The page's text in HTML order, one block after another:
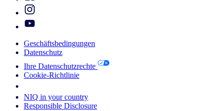
Geschäftsbedingungen
Datenschutz
Ihre Datenschutzrechte
Cookie-Richtlinie
NIQ in your country
Responsible Disclosure